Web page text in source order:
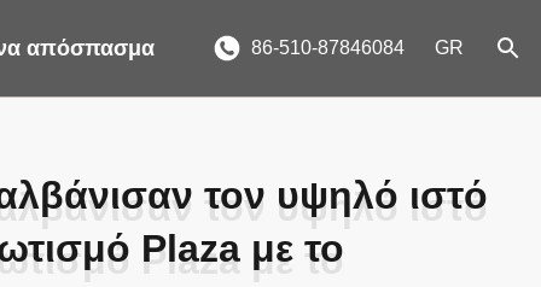
απόσπασμα 86-510-87846084 GR
τον υψηλό ιστό
Plaza με το
τον υψηλό ιστό
Plaza με το